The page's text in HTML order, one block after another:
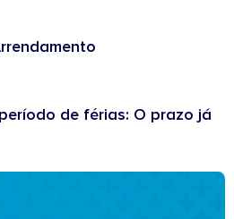
de férias: O prazo já